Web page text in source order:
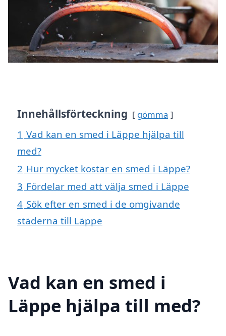
Innehållsförteckning gömma
1 Vad kan en smed i Läppe hjälpa till
med?
2 Hur mycket kostar en smed i Läppe?
3 Fördelar med att välja smed i Läppe
4 Sök efter en smed i de omgivande
städerna till Läppe
Vad kan en smed i
Läppe hjälpa till med?